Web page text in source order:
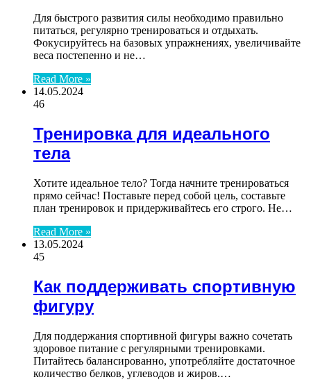
Для быстрого развития силы необходимо правильно
питаться, регулярно тренироваться и отдыхать.
Фокусируйтесь на базовых упражнениях, увеличивайте
веса постепенно и не…
Read More »
14.05.2024
46
Тренировка для идеального
тела
Хотите идеальное тело? Тогда начните тренироваться
прямо сейчас! Поставьте перед собой цель, составьте
план тренировок и придерживайтесь его строго. Не…
Read More »
13.05.2024
45
Как поддерживать спортивную
фигуру
Для поддержания спортивной фигуры важно сочетать
здоровое питание с регулярными тренировками.
Питайтесь балансированно, употребляйте достаточное
количество белков, углеводов и жиров.…